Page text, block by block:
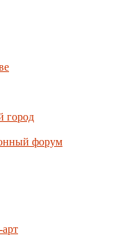
город
форум